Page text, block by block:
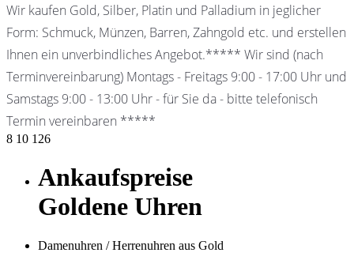
Wir kaufen Gold, Silber, Platin und Palladium in jeglicher
Form: Schmuck, Münzen, Barren, Zahngold etc. und erstellen
Ihnen ein unverbindliches Angebot.***** Wir sind (nach
Terminvereinbarung) Montags - Freitags 9:00 - 17:00 Uhr und
Samstags 9:00 - 13:00 Uhr - für Sie da - bitte telefonisch
Termin vereinbaren *****
8 10 126
Ankaufspreise
Goldene Uhren
Damenuhren / Herrenuhren aus Gold